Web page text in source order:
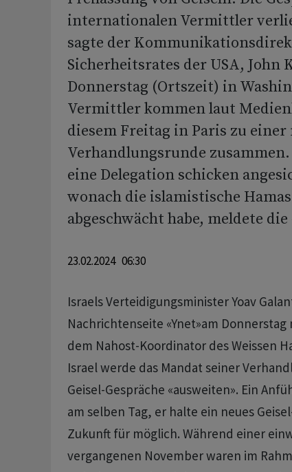
internationalen Vermittler
sagte der
Sicherheitsrates der USA, John
Donnerstag (Ortszeit) in
Vermittler kommen laut
diesem Freitag in Paris zu einer
Verhandlungsrunde
eine Delegation schicken
wonach die islamistische
abgeschwächt habe, meldete
23.02.2024 06:30
Israels Verteidigungsminister Yoav
Nachrichtenseite «Ynet»am
dem Nahost-Koordinator des Weissen
Israel werde das Mandat seiner
Geisel-Gespräche «ausweiten». Ein
am selben Tag, er halte ein neues
Zukunft für möglich. Während einer
vergangenen November waren im